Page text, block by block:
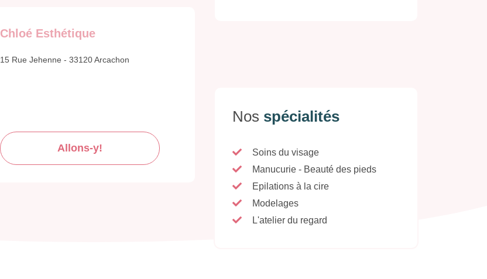
Chloé Esthétique
15 Rue Jehenne - 33120 Arcachon
Allons-y!
Nos spécialités
Soins du visage
Manucurie - Beauté des pieds
Epilations à la cire
Modelages
L'atelier du regard